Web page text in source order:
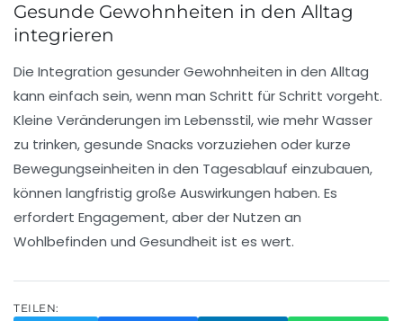
Gesunde Gewohnheiten in den Alltag
integrieren
Die Integration gesunder Gewohnheiten in den Alltag
kann einfach sein, wenn man Schritt für Schritt vorgeht.
Kleine Veränderungen im Lebensstil, wie mehr Wasser
zu trinken, gesunde Snacks vorzuziehen oder kurze
Bewegungseinheiten in den Tagesablauf einzubauen,
können langfristig große Auswirkungen haben. Es
erfordert Engagement, aber der Nutzen an
Wohlbefinden und Gesundheit ist es wert.
TEILEN: